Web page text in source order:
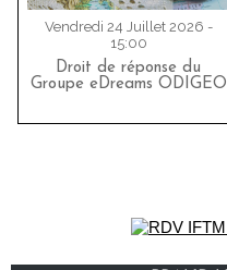
Vendredi 24 Juillet 2026 -
15:00
Droit de réponse du
Groupe eDreams ODIGEO